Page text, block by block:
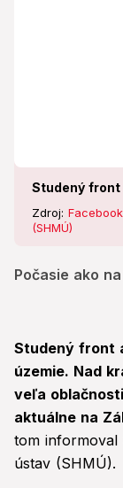
Studený front
Zdroj:
(SHMÚ)
Počasie ako
Studený front
územie. Nad
veľa
aktuálne na
tom informoval
ústav (SHMÚ).